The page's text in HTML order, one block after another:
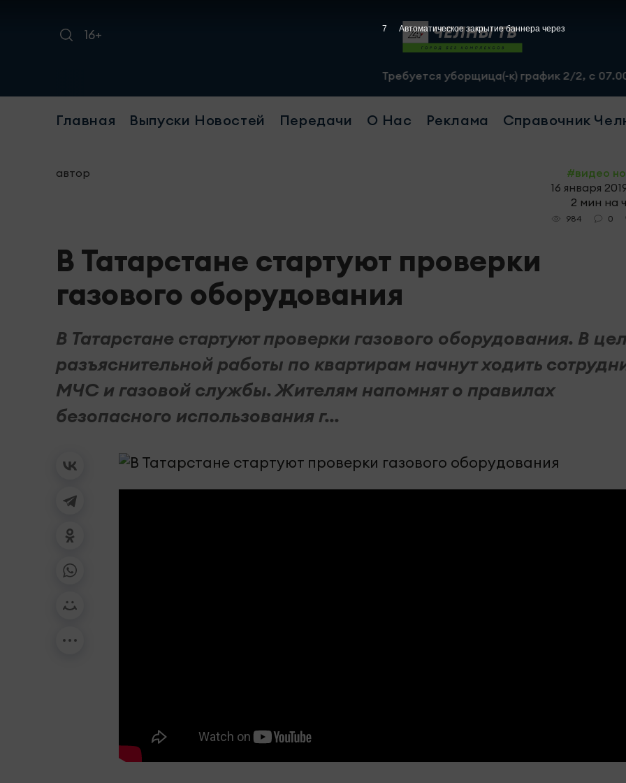
16+
Требуется уборщица(-к) график 2/2, с 07.00 до
Главная Выпуски Новостей Передачи О Нас Реклама Справочник
автор
#видео
16 января
2 мин на
984 0
В Татарстане стартуют проверки
газового оборудования
В Татарстане стартуют проверки газового оборудования. В
разъяснительной работы по квартирам начнут ходить
МЧС и газовой службы. Жителям напомнят о правилах
безопасного использования г...
5 Автоматическое закрытие баннера через